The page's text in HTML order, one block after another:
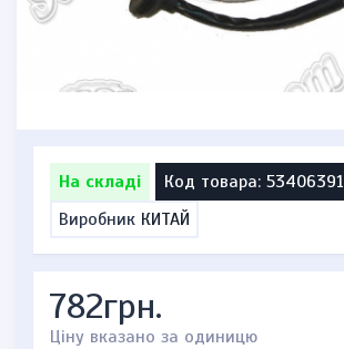
На складі
Код товара: 53406391
Виробник КИТАЙ
782грн.
Ціну вказано за одиницю